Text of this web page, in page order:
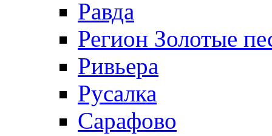
Равда
Регион Золотые
Ривьера
Русалка
Сарафово